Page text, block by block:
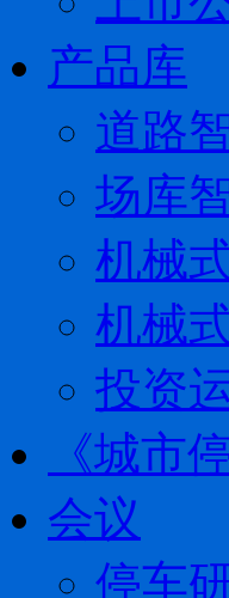
产品库
道路
场库
机械
机械
投资
《城市
会议
停车